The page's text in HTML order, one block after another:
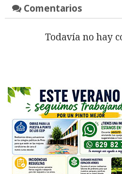
Comentarios
Todavía no hay